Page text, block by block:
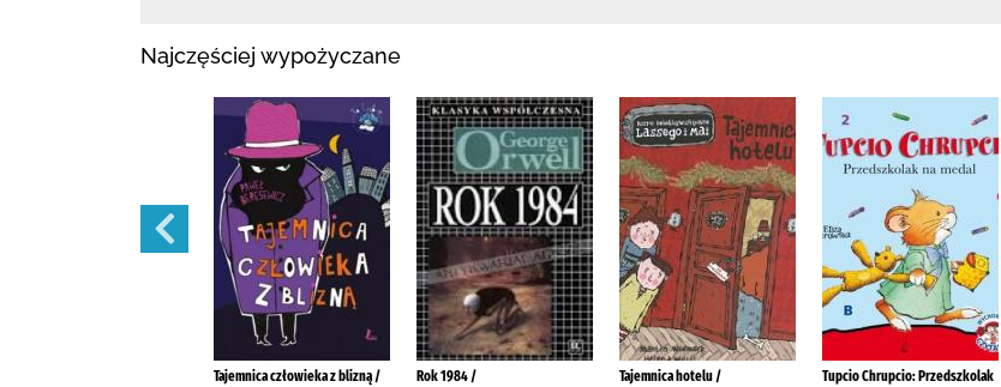
Najczęściej wypożyczane
Tajemnica człowieka z blizną /
Rok 1984 /
Tajemnica hotelu /
Tupcio Chrupcio: Przedszkolak